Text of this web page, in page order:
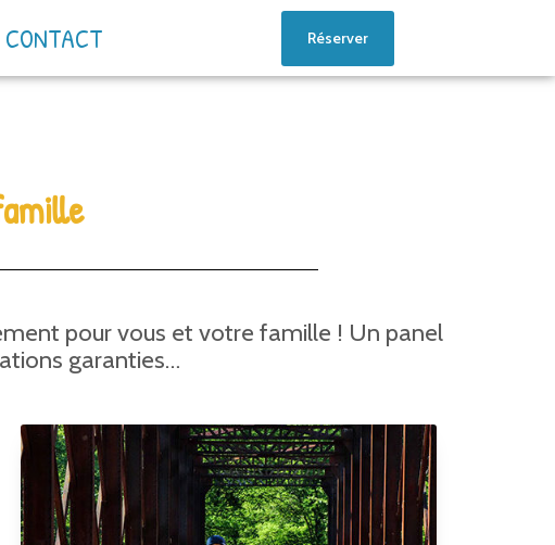
CONTACT Réserver
pour vous et votre famille ! Un panel
garanties…